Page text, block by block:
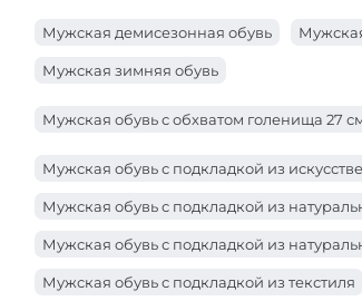
Мужская демисезонная обувь
Мужская зимняя обувь
Мужская обувь с обхватом голенища 27
Мужская обувь с подкладкой из
Мужская обувь с подкладкой из
Мужская обувь с подкладкой из
Мужская обувь с подкладкой из текстиля